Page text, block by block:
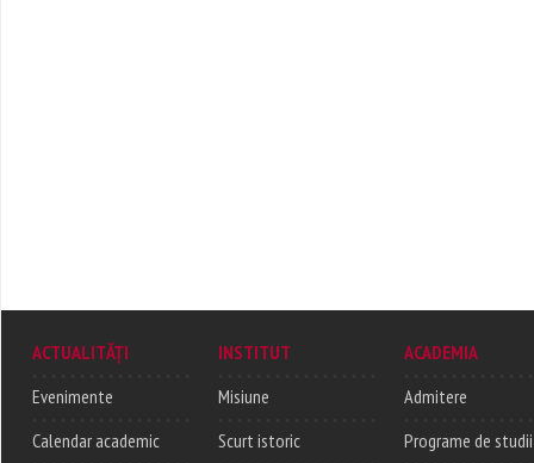
ACTUALITĂȚI
Evenimente
Calendar academic
INSTITUT
Misiune
Scurt istoric
ACADEMIA
Admitere
Programe de studii